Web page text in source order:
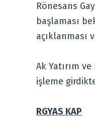
Rönesans
başlaması
açıklanması
Ak Yatırım
işleme
RGYAS KAP